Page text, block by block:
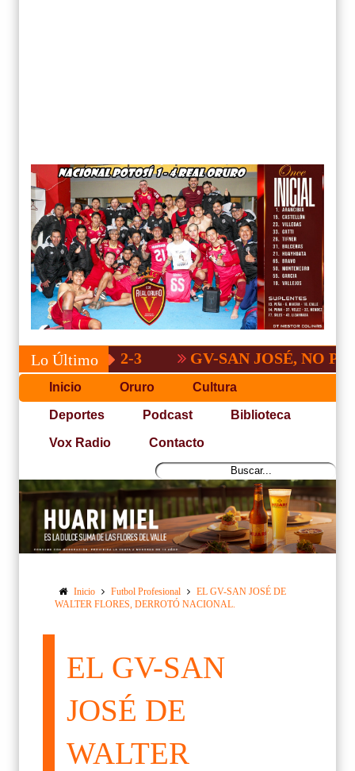
Lo Último GV-SAN JOSÉ, NO PUDO CON
Inicio Oruro Cultura
Deportes Podcast Biblioteca
Vox Radio Contacto
Inicio Futbol Profesional
EL GV-SAN JOSÉ DE
WALTER FLORES, DERROTÓ NACIONAL.
EL GV-SAN
JOSÉ DE
WALTER